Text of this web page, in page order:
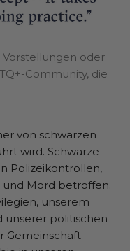
Vorstellungen oder
Community, die
von schwarzen
wird. Schwarze
Polizeikontrollen,
und Mord betroffen.
unserem
unserer politischen
Gemeinschaft